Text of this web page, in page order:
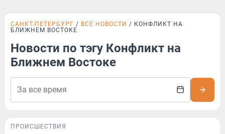
САНКТ-ПЕТЕРБУРГ ВСЕ НОВОСТИ
КОНФЛИКТ НА
БЛИЖНЕМ ВОСТОКЕ
Новости по тэгу Конфликт на
Ближнем Востоке
ПРОИСШЕСТВИЯ